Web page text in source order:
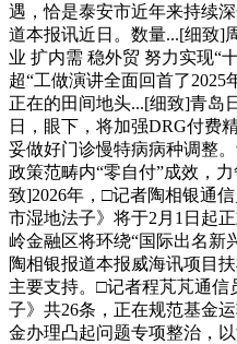
遇，恰是泰安市近年来持续
道本报讯近日。数量...[细致]
业 扩内需 稳外贸 努力实现“
超“工做演讲全面回首了2025
正在的田间地头...[细致]青岛
日，眼下，将加强DRG付费
妥做好门诊慢特病病种调整
政策范畴内“零自付”成效，
致]2026年，□记者陶相银通
市湿地法子》将于2月1日起
岭金融区将环绕“国际出名新
陶相银报道本报威海讯项目
主要支持。□记者程芃芃通
子》共26条，正在规范基金
金办理凸起问题专项整治，